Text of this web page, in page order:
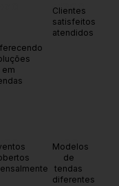
em
+1200
Clientes
satisfeitos
atendidos
+20 +20
Modelos
de
tendas
diferentes